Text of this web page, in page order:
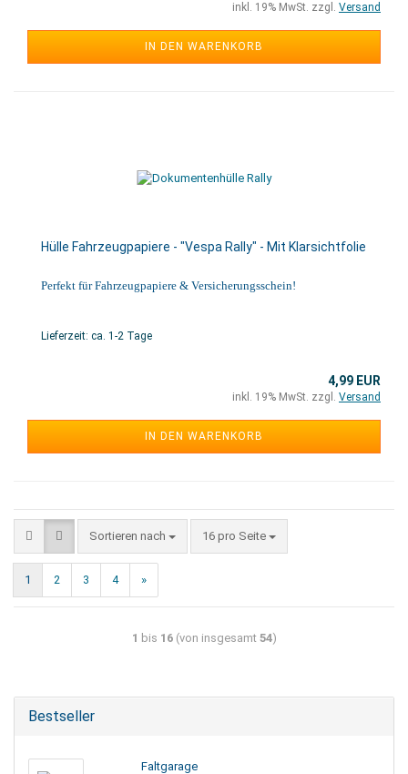
inkl. 19% MwSt. zzgl. Versand
IN DEN WARENKORB
Hülle Fahrzeugpapiere - "Vespa Rally" - Mit Klarsichtfolie
Perfekt für Fahrzeugpapiere & Versicherungsschein!
Lieferzeit: ca. 1-2 Tage
4,99 EUR
inkl. 19% MwSt. zzgl. Versand
IN DEN WARENKORB
Sortieren nach 16 pro Seite
1 2 3 4 »
1 bis 16(von insgesamt 54)
Bestseller
Faltgarage